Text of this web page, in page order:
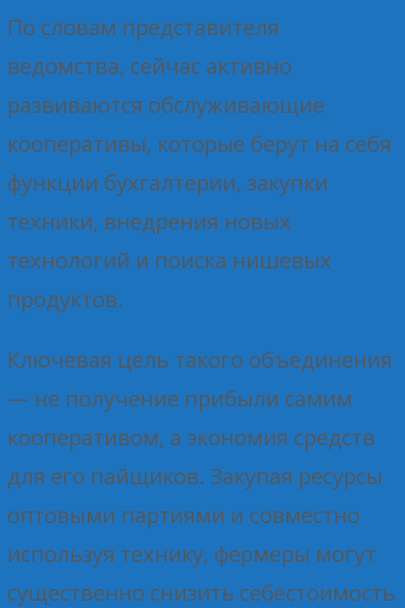
По словам представителя
ведомства, сейчас активно
развиваются обслуживающие
кооперативы, которые берут на себя
функции бухгалтерии, закупки
техники, внедрения новых
технологий и поиска нишевых
продуктов.
Ключевая цель такого объединения
— не получение прибыли самим
кооперативом, а экономия средств
для его пайщиков. Закупая ресурсы
оптовыми партиями и совместно
используя технику, фермеры могут
существенно снизить себестоимость